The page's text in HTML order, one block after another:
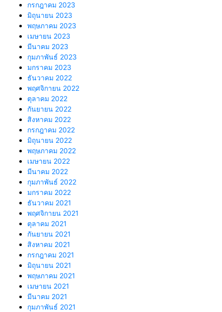
กรกฎาคม 2023
มิถุนายน 2023
พฤษภาคม 2023
เมษายน 2023
มีนาคม 2023
กุมภาพันธ์ 2023
มกราคม 2023
ธันวาคม 2022
พฤศจิกายน 2022
ตุลาคม 2022
กันยายน 2022
สิงหาคม 2022
กรกฎาคม 2022
มิถุนายน 2022
พฤษภาคม 2022
เมษายน 2022
มีนาคม 2022
กุมภาพันธ์ 2022
มกราคม 2022
ธันวาคม 2021
พฤศจิกายน 2021
ตุลาคม 2021
กันยายน 2021
สิงหาคม 2021
กรกฎาคม 2021
มิถุนายน 2021
พฤษภาคม 2021
เมษายน 2021
มีนาคม 2021
กุมภาพันธ์ 2021